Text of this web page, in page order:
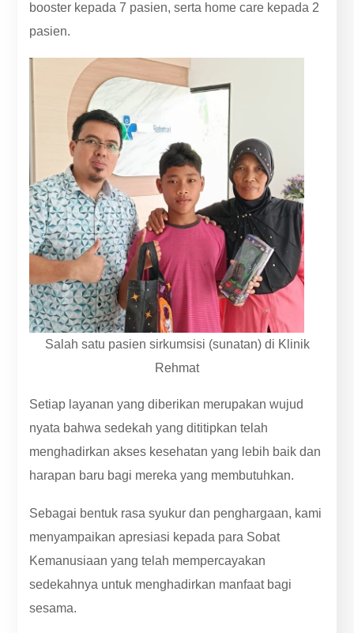
booster kepada 7 pasien, serta home care kepada 2
pasien.
Salah satu pasien sirkumsisi (sunatan) di Klinik
Rehmat
Setiap layanan yang diberikan merupakan wujud
nyata bahwa sedekah yang dititipkan telah
menghadirkan akses kesehatan yang lebih baik dan
harapan baru bagi mereka yang membutuhkan.
Sebagai bentuk rasa syukur dan penghargaan, kami
menyampaikan apresiasi kepada para Sobat
Kemanusiaan yang telah mempercayakan
sedekahnya untuk menghadirkan manfaat bagi
sesama.